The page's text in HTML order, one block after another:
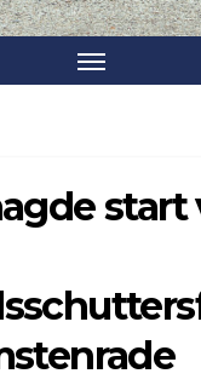
start